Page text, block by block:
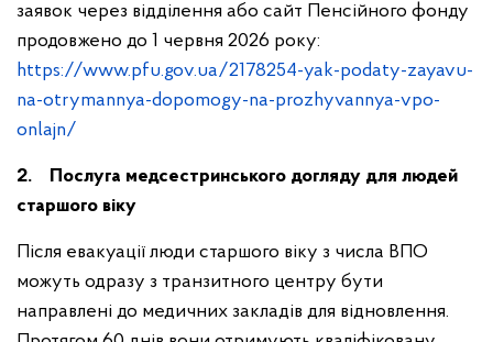
заявок через відділення або сайт Пенсійного фонду
продовжено до 1 червня 2026 року:
https://www.pfu.gov.ua/2178254-yak-podaty-zayavu-
na-otrymannya-dopomogy-na-prozhyvannya-vpo-
onlajn/
2. Послуга медсестринського догляду для людей
старшого віку
Після евакуації люди старшого віку з числа ВПО
можуть одразу з транзитного центру бути
направлені до медичних закладів для відновлення.